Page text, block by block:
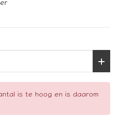
is te hoog en is daarom